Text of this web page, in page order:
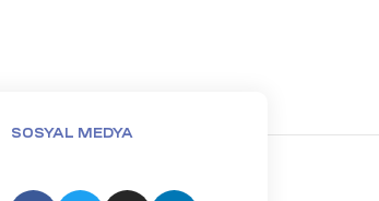
SOSYAL MEDYA